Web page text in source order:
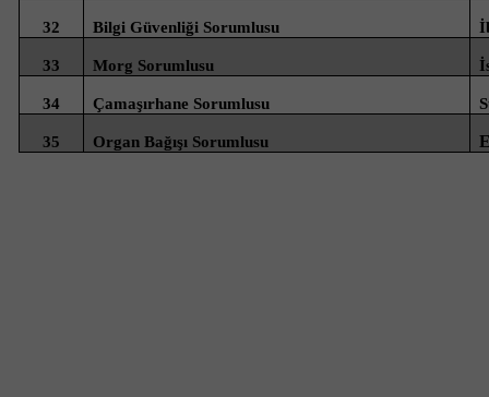
32 Bilgi Güvenliği Sorumlusu
33 Morg Sorumlusu
34 Çamaşırhane Sorumlusu
35 Organ Bağışı Sorumlusu